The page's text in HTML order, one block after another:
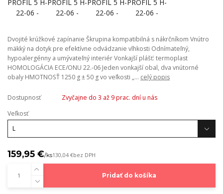
Dvojité krúžkové zapínanie Škrupina kompatibilná s nákrčníkom Vnútro
mäkký na dotyk pre efektívne odvádzanie vlhkosti Odnímateľný,
hypoalergénny a umývateľný interiér Vonkajší plášť: termoplast
HOMOLOGÁCIA ECE/ONU 22.-06 Jeden vonkajší obal, dva vnútorné
obaly HMOTNOSŤ 1250 g ± 50 g vo veľkosti „... celý popis
Dostupnosť
Zvyčajne do 3 až 9 prac. dní u nás
Veľkosť
159,95 €/ks130,04 €bez DPH
Pridať do košíka